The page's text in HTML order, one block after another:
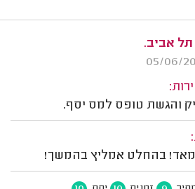
תל אביב.
והגשת טופס למס יסף.
מאד! בהחלט אמליץ בהמשך!